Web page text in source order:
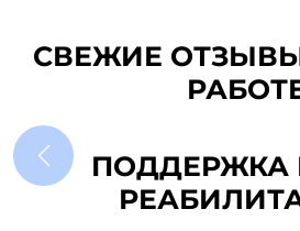
СВЕЖИЕ
ПОДДЕРЖКА